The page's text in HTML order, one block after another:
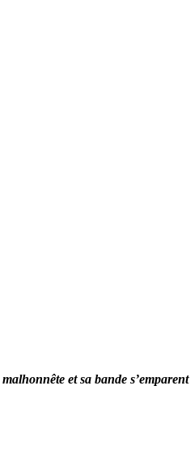
et sa bande s’emparent